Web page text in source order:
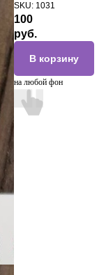
SKU: 1031
100
руб.
В корзину
на любой фон